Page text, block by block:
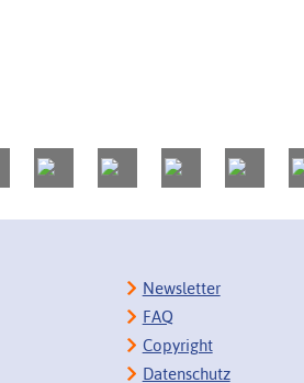
Newsletter
FAQ
Copyright
Datenschutz